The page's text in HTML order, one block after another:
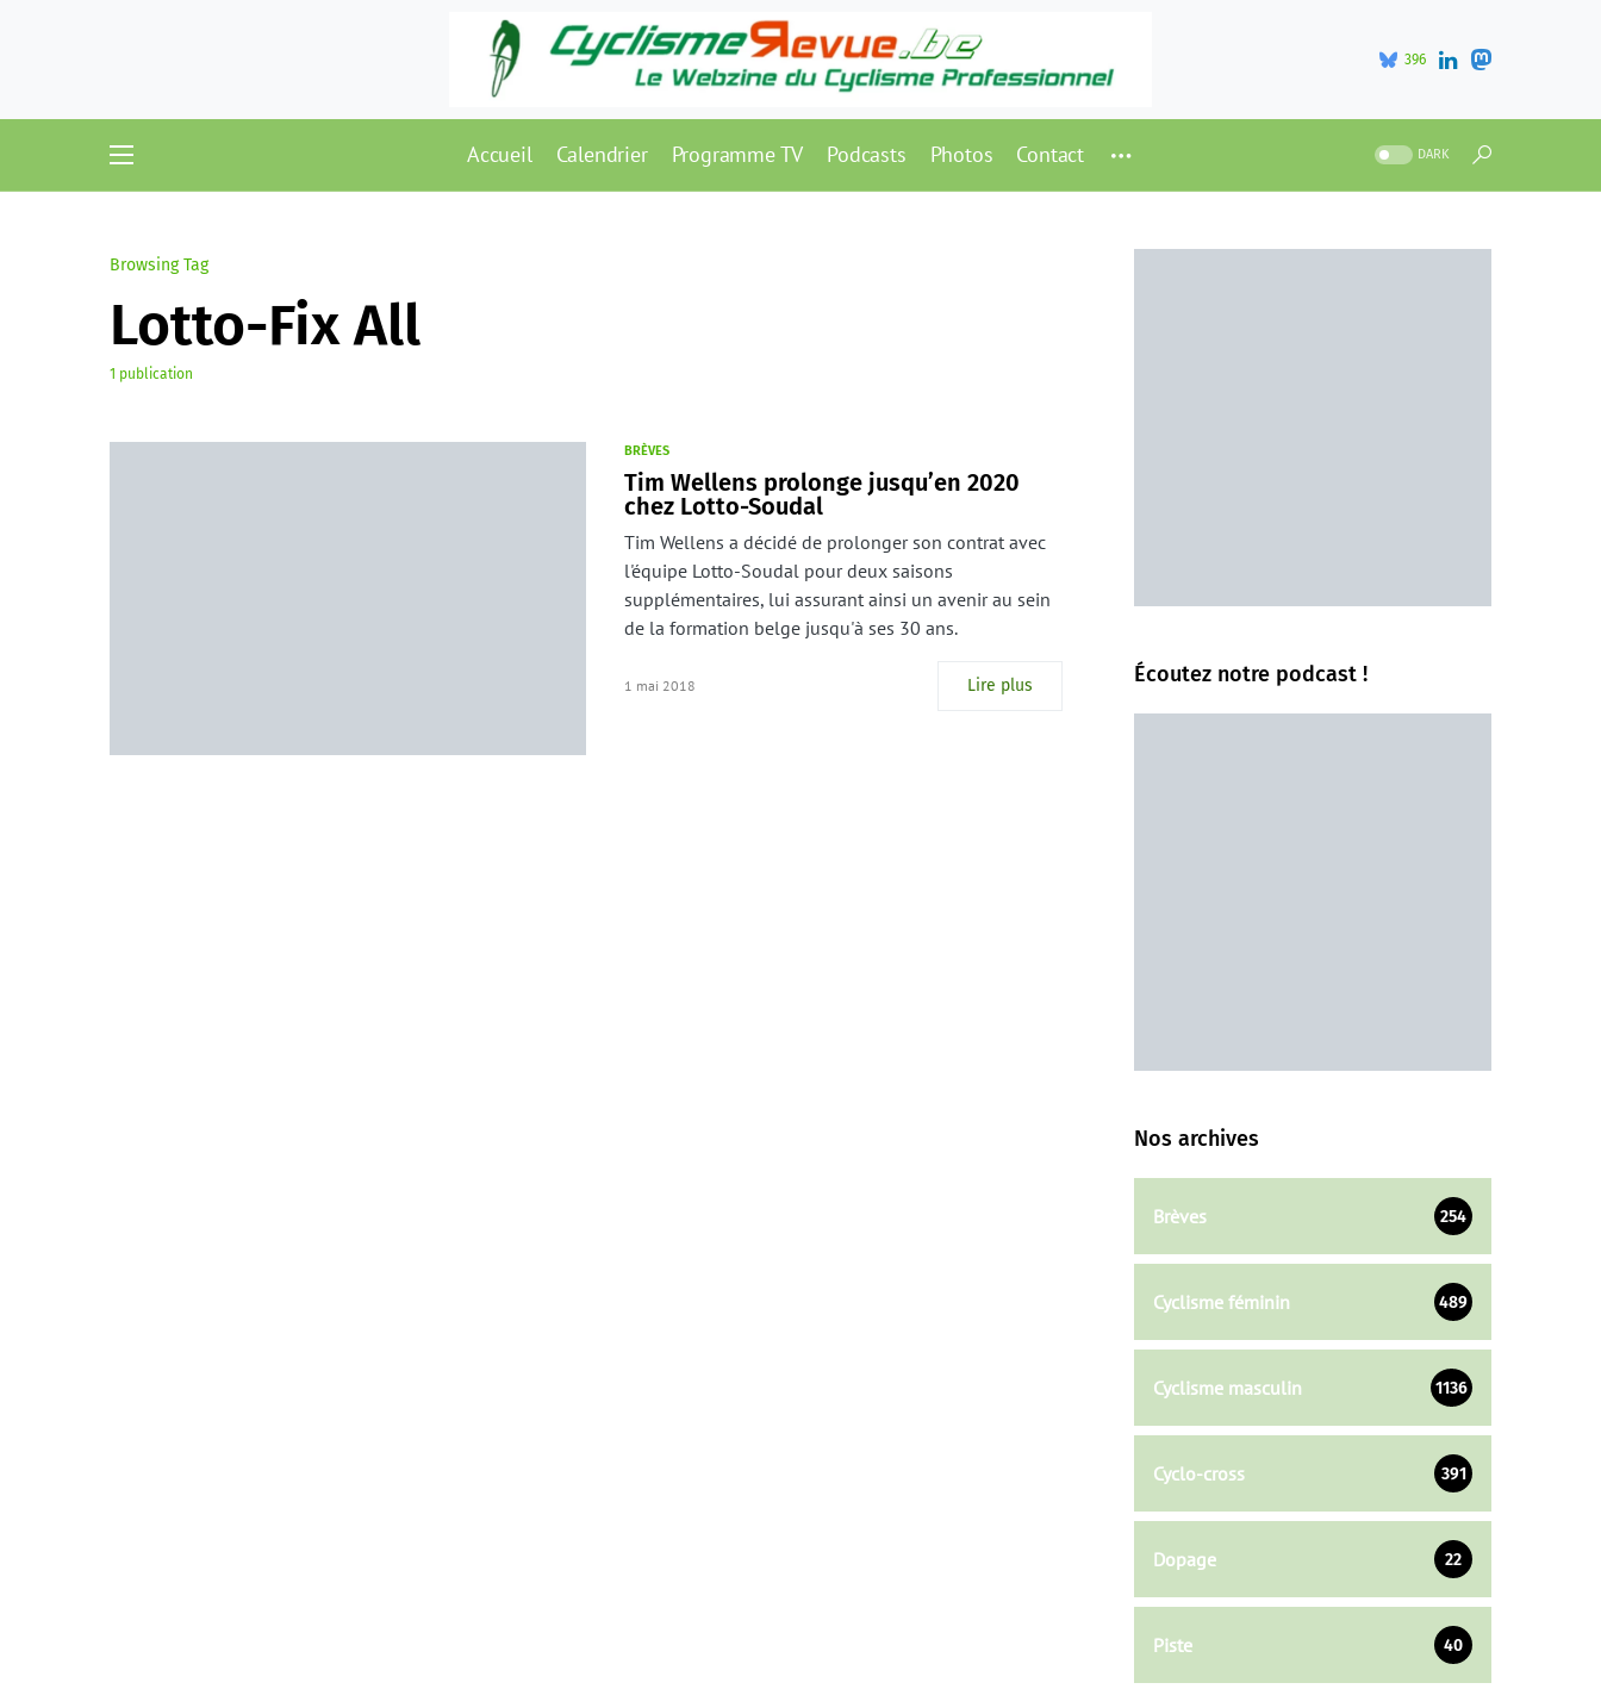
396
Accueil Calendrier Programme TV Podcasts Photos Contact DARK
Browsing Tag
Lotto-Fix All
1 publication
BRÈVES
Tim Wellens prolonge jusqu’en 2020
chez Lotto-Soudal
Tim Wellens a décidé de prolonger son contrat avec
l'équipe Lotto-Soudal pour deux saisons
supplémentaires, lui assurant ainsi un avenir au sein
de la formation belge jusqu'à ses 30 ans.
1 mai 2018 Lire plus Écoutez notre podcast !
Nos archives
Brèves 254
Cyclisme féminin 489
Cyclisme masculin 1136
Cyclo-cross 391
Dopage 22
Piste 40